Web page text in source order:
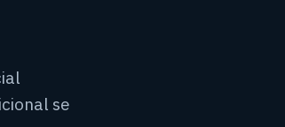
se